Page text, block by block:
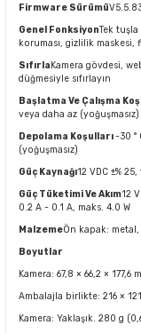
Firmware Sürümü
Genel FonksiyonTek tuşla
koruması, gizlilik maskesi,
SıfırlaKamera gövdesi,
düğmesiyle sıfırlayın
Başlatma Ve Çalışma
veya daha az (yoğuşmasız)
Depolama Koşulları-30 °
(yoğuşmasız)
Güç Kaynağı12 VDC ±%
Güç Tüketimi Ve Akım12
0.2 A - 0.1 A, maks. 4.0 W
MalzemeÖn kapak:
Boyutlar
Kamera: 67,8 × 66,2 × 177,6
Ambalajla birlikte: 216 ×
Kamera: Yaklaşık. 280 g